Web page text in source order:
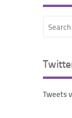
Tweets